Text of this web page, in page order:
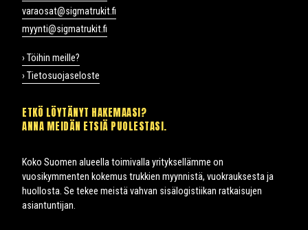
varaosat@sigmatrukit.fi
myynti@sigmatrukit.fi
› Töihin meille?
› Tietosuojaseloste
ETKÖ LÖYTÄNYT HAKEMAASI?
ANNA MEIDÄN ETSIÄ PUOLESTASI.
Koko Suomen alueella toimivalla yrityksellämme on
vuosikymmenten kokemus trukkien myynnistä, vuokrauksesta ja
huollosta. Se tekee meistä vahvan sisälogistiikan ratkaisujen
asiantuntijan.